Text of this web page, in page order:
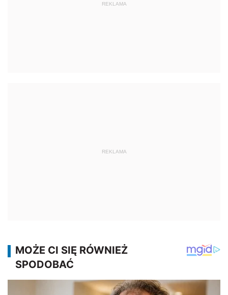
REKLAMA
REKLAMA